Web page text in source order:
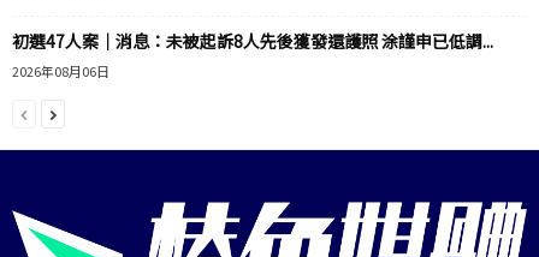
初選47人案｜消息：未被起訴8人先後獲發還護照 涂謹申已低調...
2026年08月06日